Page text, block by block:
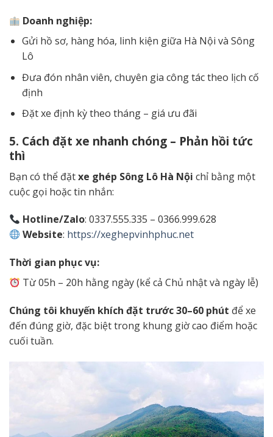
Doanh nghiệp:
Gửi hồ sơ, hàng hóa, linh kiện giữa Hà Nội và Sông
Lô
Đưa đón nhân viên, chuyên gia công tác theo lịch cố
định
Đặt xe định kỳ theo tháng – giá ưu đãi
5. Cách đặt xe nhanh chóng – Phản hồi tức
thì
Bạn có thể đặtxe ghép Sông Lô Hà Nội chỉ bằng một
cuộc gọi hoặc tin nhắn:
Hotline/Zalo: 0337.555.335 – 0366.999.628
Website: https://xeghepvinhphuc.net
Thời gian phục vụ:
Từ 05h – 20h hằng ngày (kể cả Chủ nhật và ngày lễ)
Chúng tôi khuyến khích đặt trước 30–60 phút để xe
đến đúng giờ, đặc biệt trong khung giờ cao điểm hoặc
cuối tuần.